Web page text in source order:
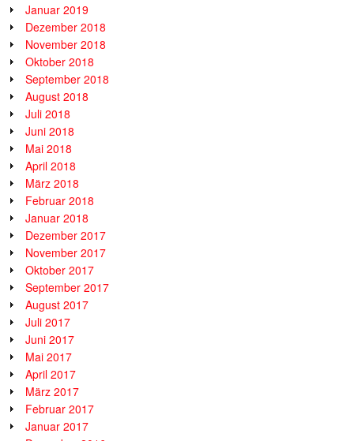
Januar 2019
Dezember 2018
November 2018
Oktober 2018
September 2018
August 2018
Juli 2018
Juni 2018
Mai 2018
April 2018
März 2018
Februar 2018
Januar 2018
Dezember 2017
November 2017
Oktober 2017
September 2017
August 2017
Juli 2017
Juni 2017
Mai 2017
April 2017
März 2017
Februar 2017
Januar 2017